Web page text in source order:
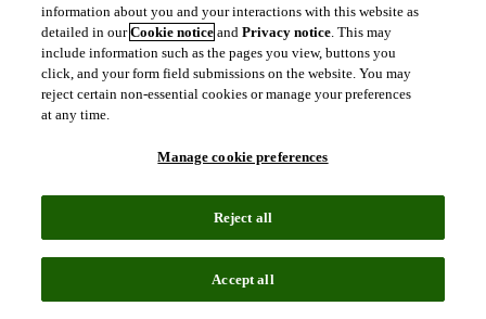
information about you and your interactions with this website as
detailed in ourCookie notice andPrivacy notice. This may
include information such as the pages you view, buttons you
click, and your form field submissions on the website. You may
reject certain non-essential cookies or manage your preferences
at any time.
Manage cookie preferences
Reject all
Accept all